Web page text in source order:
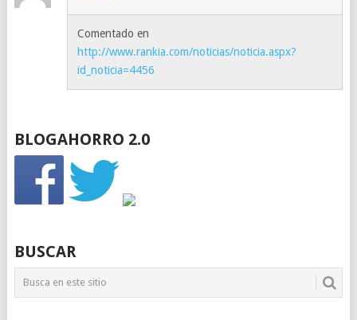
Comentado en
http://www.rankia.com/noticias/noticia.aspx?
id_noticia=4456
BLOGAHORRO 2.0
BUSCAR